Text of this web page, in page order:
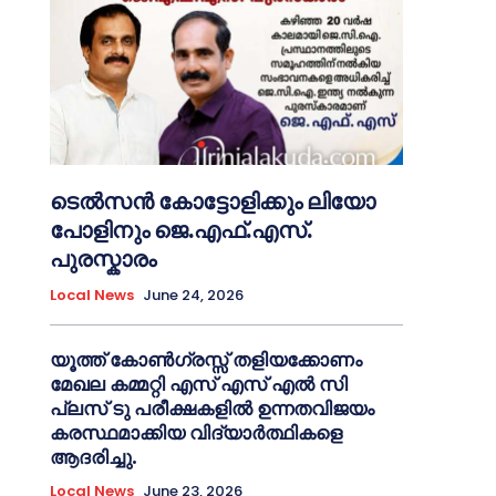
ടെൽസൻ കോട്ടോളിക്കും ലിയോ
പോളിനും ജെ.എഫ്.എസ്.
പുരസ്കാരം
Local News June 24, 2026
യൂത്ത് കോൺഗ്രസ്സ് തളിയക്കോണം
മേഖല കമ്മറ്റി എസ് എസ് എൽ സി
പ്ലസ് ടു പരീക്ഷകളിൽ ഉന്നതവിജയം
കരസ്ഥമാക്കിയ വിദ്യാർത്ഥികളെ
ആദരിച്ചു.
Local News June 23, 2026